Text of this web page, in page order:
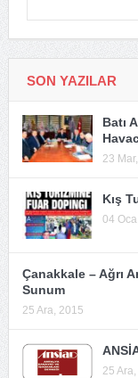
SON YAZILAR
Batı
23
Kış
04
Çanakkale – Ağrı
Sunum
25 Ara, 2015
25